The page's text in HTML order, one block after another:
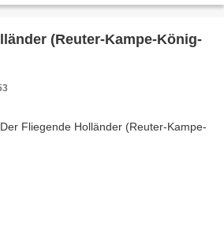
(Reuter-Kampe-König-